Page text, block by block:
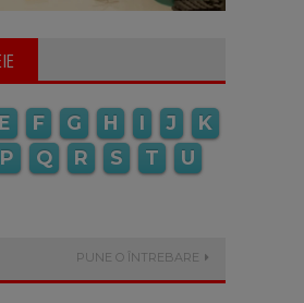
E F G H I J
K
P Q R S T
U
PUNE O ÎNTREBARE